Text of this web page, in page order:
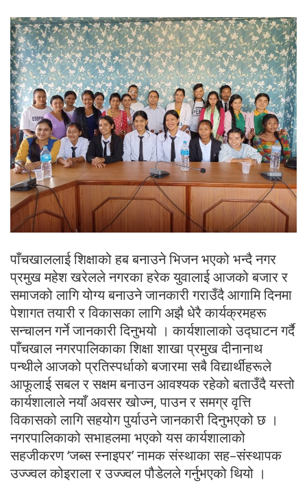
पाँचखाललाई शिक्षाको हब बनाउने भिजन भएको भन्दै नगर
प्रमुख महेश खरेलले नगरका हरेक युवालाई आजको बजार र
समाजको लागि योग्य बनाउने जानकारी गराउँदै आगामि दिनमा
पेशागत तयारी र विकासका लागि अझै धेरै कार्यक्रमहरू
सन्चालन गर्ने जानकारी दिनुभयो । कार्यशालाको उद्घाटन गर्दै
पाँचखाल नगरपालिकाका शिक्षा शाखा प्रमुख दीनानाथ
पन्थीले आजको प्रतिस्पर्धाको बजारमा सबै विद्यार्थीहरूले
आफूलाई सबल र सक्षम बनाउन आवश्यक रहेको बताउँदै यस्तो
कार्यशालाले नयाँ अवसर खोज्न, पाउन र समग्र वृत्ति
विकासको लागि सहयोग पुर्याउने जानकारी दिनुभएको छ ।
नगरपालिकाको सभाहलमा भएको यस कार्यशालाको
सहजीकरण ‘जब्स स्नाइपर’ नामक संस्थाका सह–संस्थापक
उज्ज्वल कोइराला र उज्ज्वल पौडेलले गर्नुभएको थियो ।